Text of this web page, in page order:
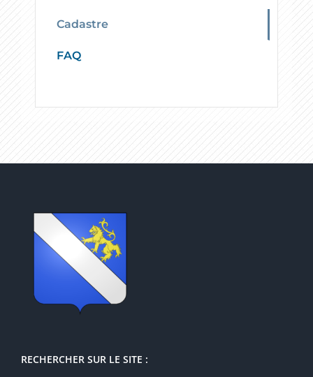
Cadastre
FAQ
RECHERCHER SUR LE SITE :